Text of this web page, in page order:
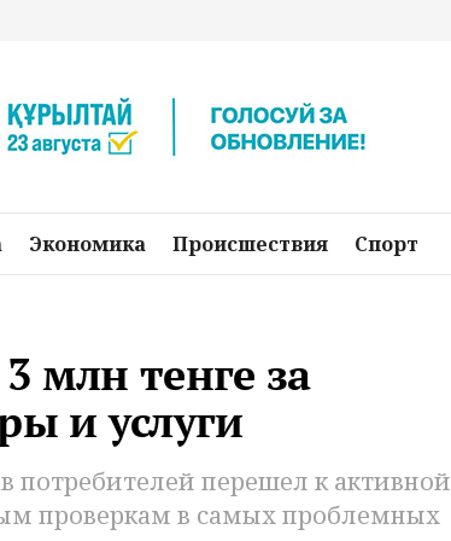
Экономика Происшествия Спорт
млн тенге за
и услуги
потребителей перешел к активной
проверкам в самых проблемных